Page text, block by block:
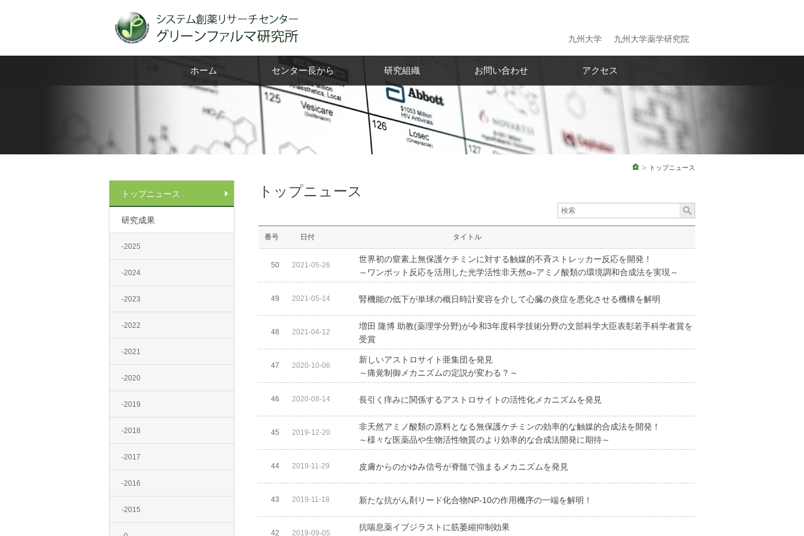
九州大学 九州大学薬学研究院
ホーム センター長から 研究組織 お問い合わせ アクセス
ホームトップニュース
トップニュース
研究成果
-2025
-2024
-2023
-2022
-2021
-2020
-2019
-2018
-2017
-2016
-2015
トップニュース
番号 日付 タイトル
50 2021-05-26
世界初の窒素上無保護ケチミンに対する触媒的不斉ストレッカー反応を開発！
～ワンポット反応を活用した光学活性非天然α–アミノ酸類の環境調和合成法を実現～
49 2021-05-14 腎機能の低下が単球の概日時計変容を介して心臓の炎症を悪化させる機構を解明
48 2021-04-12
増田 隆博 助教(薬理学分野)が令和3年度科学技術分野の文部科学大臣表彰若手科学者賞を
受賞
47 2020-10-06
新しいアストロサイト亜集団を発見
～痛覚制御メカニズムの定説が変わる？～
46 2020-08-14 長引く痒みに関係するアストロサイトの活性化メカニズムを発見
45 2019-12-20
非天然アミノ酸類の原料となる無保護ケチミンの効率的な触媒的合成法を開発！
～様々な医薬品や生物活性物質のより効率的な合成法開発に期待～
44 2019-11-29 皮膚からのかゆみ信号が脊髄で強まるメカニズムを発見
43 2019-11-18 新たな抗がん剤リード化合物NP-10の作用機序の一端を解明！
42 2019-09-05
抗喘息薬イブジラストに筋萎縮抑制効果